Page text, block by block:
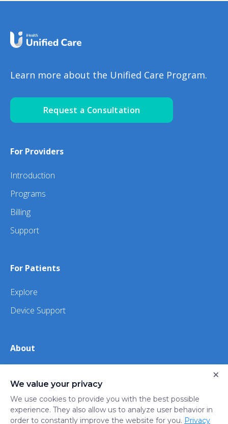
Learn more about the Unified Care Program.
Request a Consultation
For Providers
Introduction
Programs
Billing
Support
For Patients
Explore
Device Support
About
iHealth
We value your privacy
We use cookies to provide you with the best possible
experience. They also allow us to analyze user behavior in
order to constantly improve the website for you. Privacy
×